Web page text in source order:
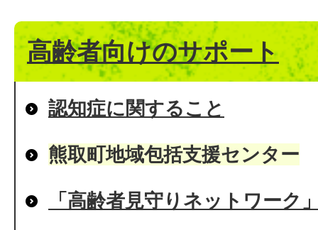
高齢者向けのサポート
認知症に関すること
熊取町地域包括支援センター
「高齢者見守りネットワーク